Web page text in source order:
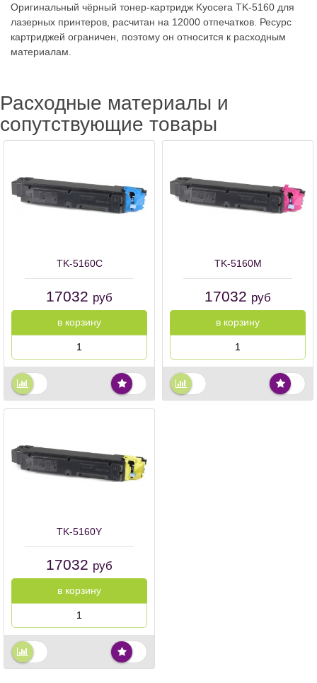
Оригинальный чёрный тонер-картридж Kyocera TK-5160 для
лазерных принтеров, расчитан на 12000 отпечатков. Ресурс
картриджей ограничен, поэтому он относится к расходным
материалам.
Расходные материалы и
сопутствующие товары
TK-5160C
17032 руб
в корзину
TK-5160M
17032 руб
в корзину
TK-5160Y
17032 руб
в корзину